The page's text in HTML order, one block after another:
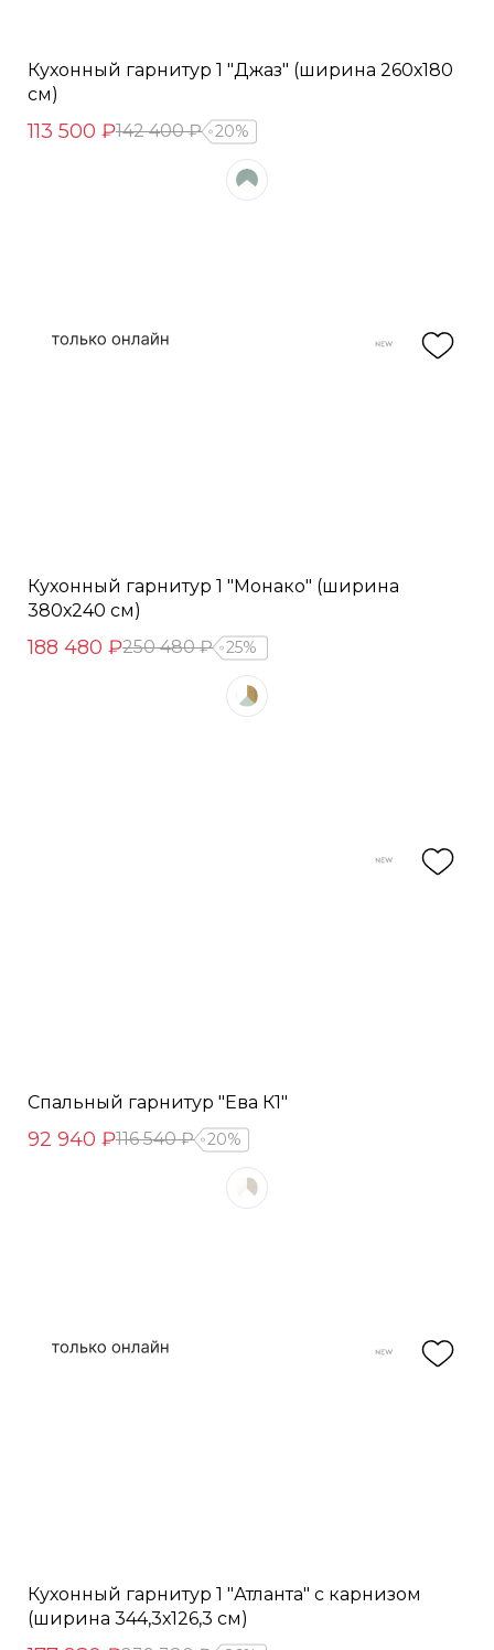
Кухонный гарнитур 1 "Джаз" (ширина 260х180
см)
113 500 ₽142 400 ₽ 20%
Кухонный гарнитур 1 "Монако" (ширина
380х240 см)
188 480 ₽250 480 ₽ 25%
Спальный гарнитур "Ева К1"
92 940 ₽116 540 ₽ 20%
Кухонный гарнитур 1 "Атланта" с карнизом
(ширина 344,3х126,3 см)